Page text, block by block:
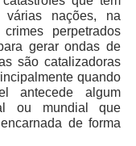
nações, na
perpetrados
gerar ondas de
são catalizadoras
quando
antecede algum
ou mundial que
de forma